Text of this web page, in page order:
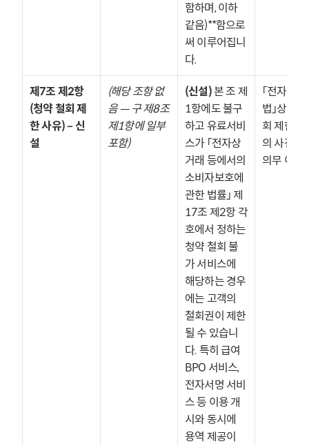
함하며, 이하
같음)**함으로
써 이루어집니
다.
제7조 제2항
(청약 철회 제
한 사유) – 신
설
(해당 조항 없
음 — 구 제8조
제1항에 일부
포함)
(신설) 본 조 제
1항에도 불구
하고 유료서비
스가 「전자상
거래 등에서의
소비자보호에
관한 법률」 제
17조 제2항 각
호에서 정하는
청약 철회 불
가 서비스에
해당하는 경우
에는 고객의
철회권이 제한
될 수 있습니
다. 특히 급여
BPO 서비스,
전자서명 서비
스 등 이용 개
시와 동시에
용역 제공이
「전자상
법」상 청
회 제한 사
의 사전 고
의무 이행